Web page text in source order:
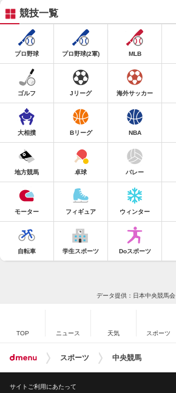
競技一覧
プロ野球 プロ野球(2軍) MLB
ゴルフ Jリーグ 海外サッカー
大相撲 Bリーグ NBA
地方競馬 卓球 バレー
モーター フィギュア ウィンター
自転車 学生スポーツ Doスポーツ
データ提供：日本中央競馬会
TOP ニュース 天気 スポーツ
スポーツ 中央競馬
サイトご利用にあたって